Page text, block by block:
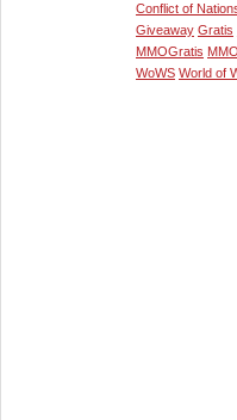
Conflict of
Giveaway Gratis
MMOGratis
WoWS World of